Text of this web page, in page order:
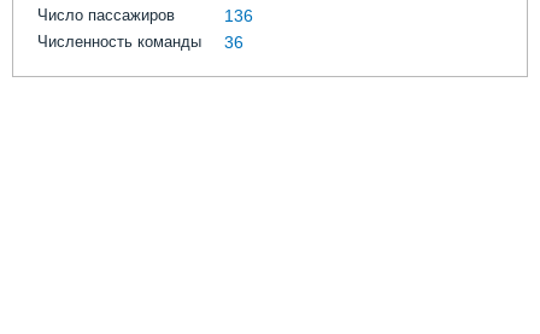
Число пассажиров 136
Численность команды 36